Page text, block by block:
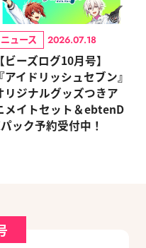
ニュース 2026.07.18
【ビーズログ10月号】
『アイドリッシュセブン』
リジナルグッズつきア
メイトセット＆ebtenD
ック予約受付中！